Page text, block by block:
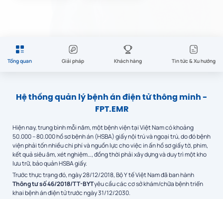
Tổng quan Giải pháp Khách hàng Tin tức & Xu hướng
Hệ thống quản lý bệnh án điện tử thông minh -
FPT.EMR
Hiện nay, trung bình mỗi năm, một bệnh viện tại Việt Nam có khoảng
50.000 – 80.000 hồ sơ bệnh án (HSBA) giấy nội trú và ngoại trú, do đó bệnh
viện phải tốn nhiều chi phí và nguồn lực cho việc in ấn hồ sơ giấy tờ, phim,
kết quả siêu âm, xét nghiệm…, đồng thời phải xây dựng và duy trì một kho
lưu trữ, bảo quản HSBA giấy.
Trước thực trạng đó, ngày 28/12/2018, Bộ Y tế Việt Nam đã ban hành
Thông tư số 46/2018/TT-BYTyêu cầu các cơ sở khám/chữa bệnh triển
khai bệnh án điện tử trước ngày 31/12/2030.